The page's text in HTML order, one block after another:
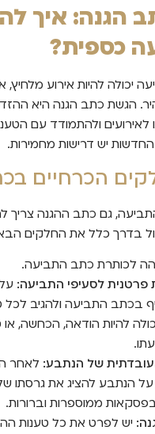
הגנה: איך
כספית?
יכולה להיות אירוע מלחיץ,
הגשת כתב הגנה היא
לאירועים ולהתמודד עם
יש דרישות מחמירות.
הכרחיים
גם כתב ההגנה צריך
בדרך כלל את החלקים
לכותרת כתב התביעה.
פרטנית לסעיפי התביעה:
בכתב התביעה ולהגיב לכל
להיות הודאה, הכחשה,
של הנתבע: לאחר
הנתבע להציג את גרסתו
בפסקאות ממוספרות וברורות.
יש לפרט את כל טענות